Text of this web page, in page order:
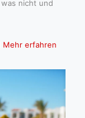
nicht und
Mehr erfahren